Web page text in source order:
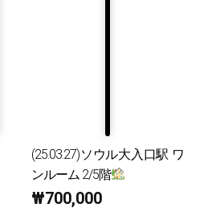
(25.03.27)ソウル大入口駅 ワ
ンルーム 2/5階
₩700,000